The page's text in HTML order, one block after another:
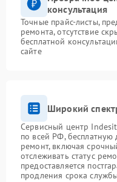
консультация
Точные прайс-листы,
ремонта, отсутствие
бесплатной
сайте
Широкий
Сервисный центр Indesit
по всей РФ, бесплатную
ремонт, включая
отслеживать статус
предоставляется
продления срока